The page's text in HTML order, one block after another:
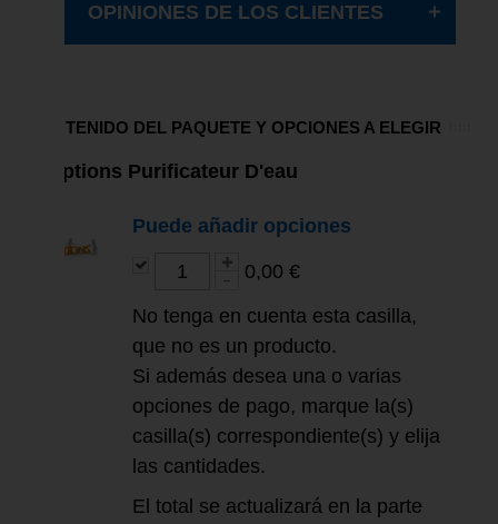
OPINIONES DE LOS CLIENTES
CONTENIDO DEL PAQUETE Y OPCIONES A ELEGIR
Options Purificateur D'eau
Puede añadir opciones
0,00 €
No tenga en cuenta esta casilla,
que no es un producto.
Si además desea una o varias
opciones de pago, marque la(s)
casilla(s) correspondiente(s) y elija
las cantidades.
El total se actualizará en la parte